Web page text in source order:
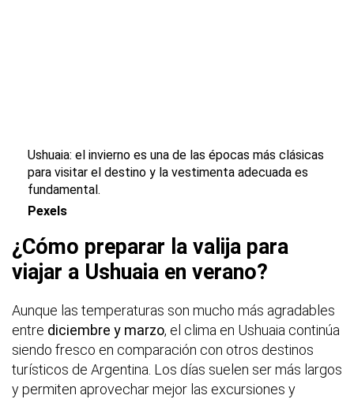
Ushuaia: el invierno es una de las épocas más clásicas
para visitar el destino y la vestimenta adecuada es
fundamental.
Pexels
¿Cómo preparar la valija para
viajar a Ushuaia en verano?
Aunque las temperaturas son mucho más agradables
entre diciembre y marzo, el clima en Ushuaia continúa
siendo fresco en comparación con otros destinos
turísticos de Argentina. Los días suelen ser más largos
y permiten aprovechar mejor las excursiones y